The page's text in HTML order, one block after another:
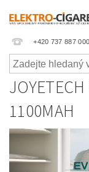
+420 737 887 000
1100MAH